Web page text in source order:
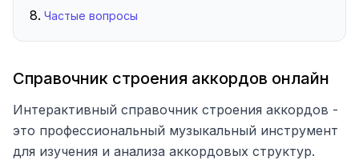
Частые вопросы
Справочник строения аккордов онлайн
Интерактивный справочник строения аккордов -
это профессиональный музыкальный инструмент
для изучения и анализа аккордовых структур.